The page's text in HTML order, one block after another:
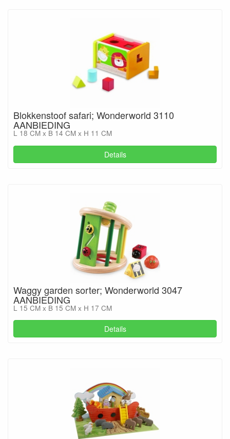
Blokkenstoof safari; Wonderworld 3110
AANBIEDING
L 18 CM x B 14 CM x H 11 CM
Details
Waggy garden sorter; Wonderworld 3047
AANBIEDING
L 15 CM x B 15 CM x H 17 CM
Details